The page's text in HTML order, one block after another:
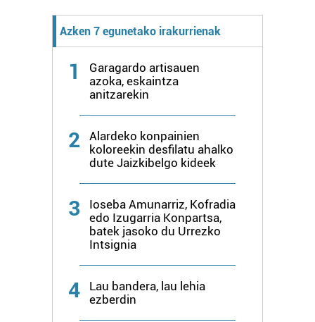
Azken 7 egunetako irakurrienak
1
Garagardo artisauen
azoka, eskaintza
anitzarekin
2
Alardeko konpainien
koloreekin desfilatu ahalko
dute Jaizkibelgo kideek
3
Ioseba Amunarriz, Kofradia
edo Izugarria Konpartsa,
batek jasoko du Urrezko
Intsignia
4
Lau bandera, lau lehia
ezberdin